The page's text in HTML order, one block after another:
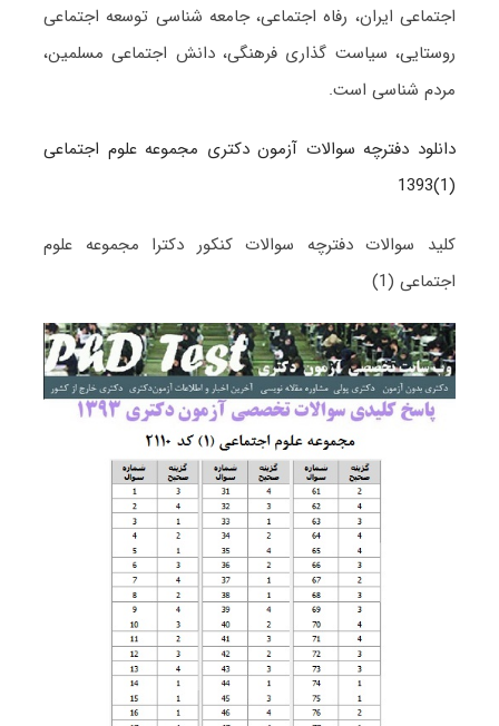
اجتماعی ایران، رفاه اجتماعی، جامعه شناسی توسعه اجتماعی
روستایی، سیاست گذاری فرهنگی، دانش اجتماعی مسلمین،
مردم شناسی است.
دانلود دفترچه سوالات آزمون دکتری مجموعه علوم اجتماعی
(1)1393
کلید سوالات دفترچه سوالات کنکور دکترا مجموعه علوم
اجتماعی (1)